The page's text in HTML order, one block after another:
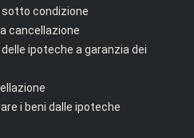
sotto condizione
cancellazione
ipoteche a garanzia dei
i beni dalle ipoteche